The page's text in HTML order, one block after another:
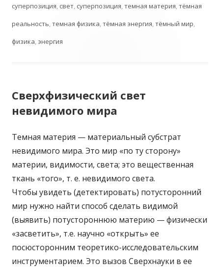
суперпозиция, свет, суперпозиция,темная материя,тёмная
реальность,темная физика,тёмная энергия,тёмный мир,
физика, энергия
Сверхфизический свет
невидимого мира
Темная материя — материальный субстрат
невидимого мира. Это мир «по ту сторону»
материи, видимости, света; это вещественная
ткань «того», т. е. невидимого света.
Чтобы увидеть (детектировать) потусторонний
мир нужно найти способ сделать видимой
(выявить) потустороннюю материю — физически
«засветить», т.е. научно «открыть» ее
посюсторонним теоретико-исследовательским
инструментарием. Это вызов Сверхнауки в ее